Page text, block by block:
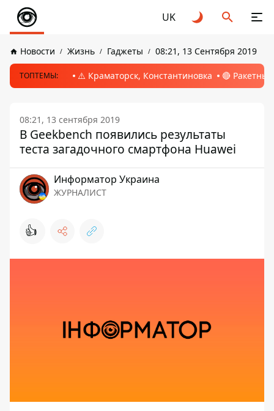
UK
Новости Жизнь Гаджеты 08:21, 13 Сентября 2019
ТОПТЕМЫ: ⚠️ Краматорск, Константиновка 🔴
08:21, 13 сентября 2019
В Geekbench появились результаты
теста загадочного смартфона Huawei
Информатор Украина
ЖУРНАЛИСТ
👍